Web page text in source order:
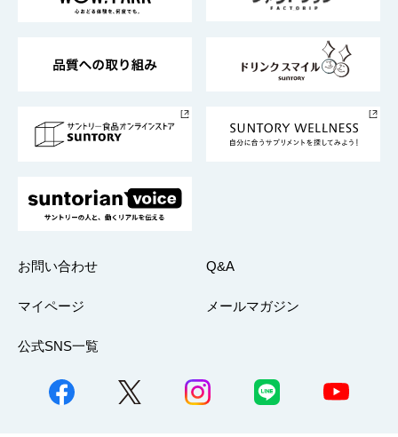
サントリーが考えるサステナビリティ経営
企業概要
採用情報
お問い合わせ Q&A
マイページ メールマガジン
公式SNS一覧